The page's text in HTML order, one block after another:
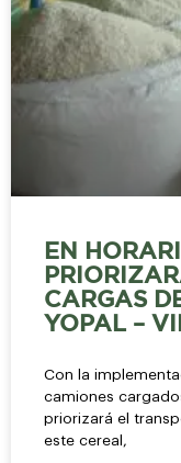
EN
CARGAS
YOPAL –
Con la
camiones
priorizará el
este cereal,